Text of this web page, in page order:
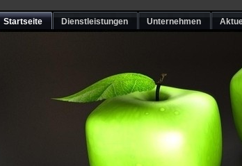
Startseite Dienstleistungen Unternehmen